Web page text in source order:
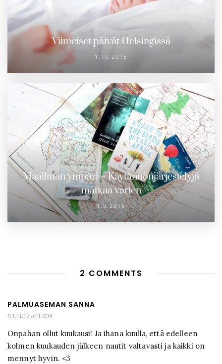
Viimeiset päivät Helsingissä
1.10.2016
Maailman ympäri – Käytännönjärjestelyjä
matkaa varten
1.9.2016
2 COMMENTS
PALMUASEMAN SANNA
6.1.2017 at 17:04
Onpahan ollut kuukausi! Ja ihana kuulla, että edelleen
kolmen kuukauden jälkeen nautit valtavasti ja kaikki on
mennyt hyvin. <3